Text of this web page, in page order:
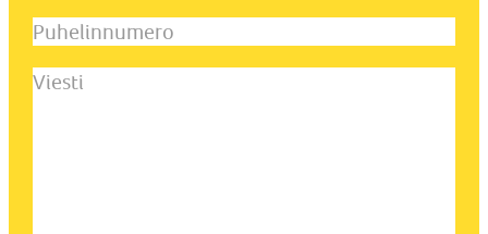
Puhelinnumero
Viesti